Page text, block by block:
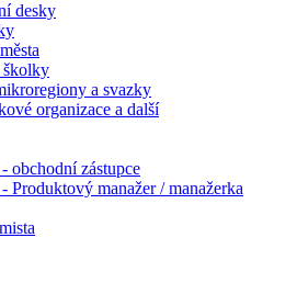
desky
školky
a svazky
organizace a další
obchodní zástupce
Produktový manažer / manažerka